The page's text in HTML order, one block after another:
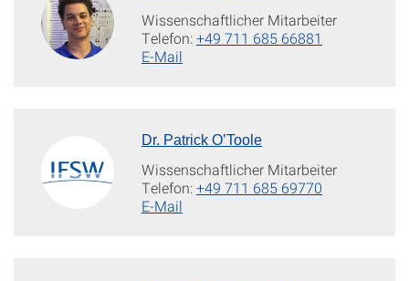
Wissenschaftlicher Mitarbeiter
Telefon:+49 711 685 66881
E-Mail
Dr. Patrick O’Toole
Wissenschaftlicher Mitarbeiter
Telefon:+49 711 685 69770
E-Mail